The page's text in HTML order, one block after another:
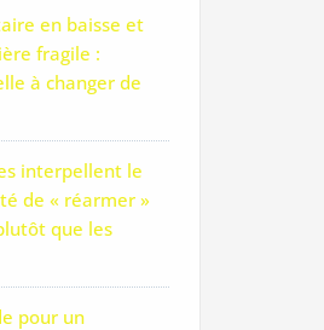
en baisse et
fragile :
à changer de
interpellent le
de « réarmer »
que les
pour un